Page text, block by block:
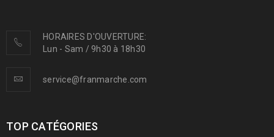
HORAIRES D'OUVERTURE:
Lun - Sam / 9h30 à 18h30
service@franmarche.com
TOP CATÉGORIES